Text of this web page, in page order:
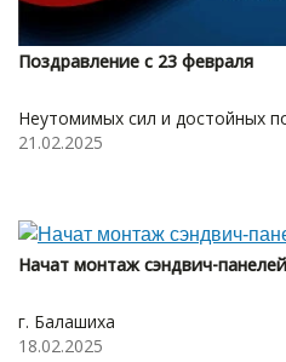
Поздравление с 23 февраля
Неутомимых сил и достойных
21.02.2025
Начат монтаж сэндвич-
г. Балашиха
18.02.2025